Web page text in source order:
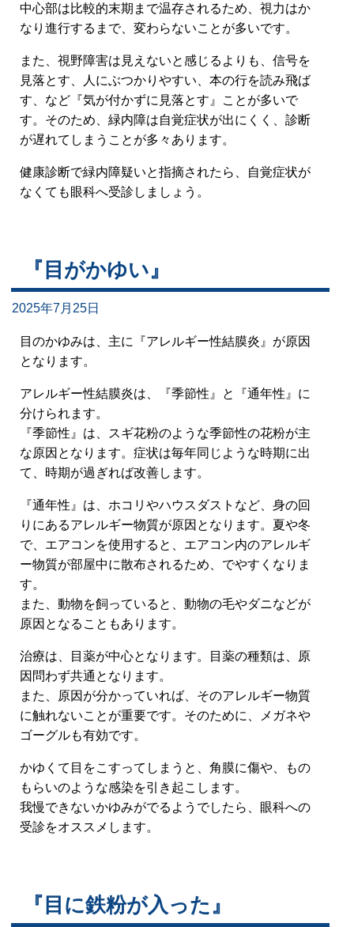
中心部は比較的末期まで温存されるため、視力はか
なり進行するまで、変わらないことが多いです。
また、視野障害は見えないと感じるよりも、信号を
見落とす、人にぶつかりやすい、本の行を読み飛ば
す、など『気が付かずに見落とす』ことが多いで
す。そのため、緑内障は自覚症状が出にくく、診断
が遅れてしまうことが多々あります。
健康診断で緑内障疑いと指摘されたら、自覚症状が
なくても眼科へ受診しましょう。
『目がかゆい』
2025年7月25日
目のかゆみは、主に『アレルギー性結膜炎』が原因
となります。
アレルギー性結膜炎は、『季節性』と『通年性』に
分けられます。
『季節性』は、スギ花粉のような季節性の花粉が主
な原因となります。症状は毎年同じような時期に出
て、時期が過ぎれば改善します。
『通年性』は、ホコリやハウスダストなど、身の回
りにあるアレルギー物質が原因となります。夏や冬
で、エアコンを使用すると、エアコン内のアレルギ
ー物質が部屋中に散布されるため、でやすくなりま
す。
また、動物を飼っていると、動物の毛やダニなどが
原因となることもあります。
治療は、目薬が中心となります。目薬の種類は、原
因問わず共通となります。
また、原因が分かっていれば、そのアレルギー物質
に触れないことが重要です。そのために、メガネや
ゴーグルも有効です。
かゆくて目をこすってしまうと、角膜に傷や、もの
もらいのような感染を引き起こします。
我慢できないかゆみがでるようでしたら、眼科への
受診をオススメします。
『目に鉄粉が入った』